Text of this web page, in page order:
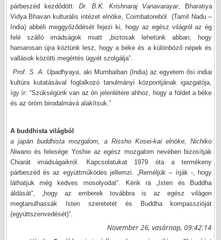
párbeszéd kezdődött: Dr. B.K. Krishnaraj Vanavarayar, Bharatiya
Vidya Bhavan kulturális intézet elnöke, Coimbatoreból
(Tamil Nadu –
India) abbéli meggyőződését fejezi ki, hogy az egész világról az ég
felé szálló imádságok miatt „biztosak lehetünk abban, hogy
hamarosan újra köztünk lesz, hogy a béke és a különböző népek és
vallások közötti megértés ügyét szolgálja”.
Prof. S. A. Upadhyaya, aki Mumbaiban (India) az egyetem ősi indiai
kultúra kutatásával foglalkozó tanulmányi központjának igazgatója,
így ír: “Szükségünk van az ön jelenlétére ahhoz, hogy a földet a béke
és az öröm birodalmává alakítsuk.”
A buddhista világból
a japán buddhista mozgalom, a Rissho Kosei-kai elnöke, Nichiko
Niwanoés felesége Yoshie az egész mozgalom nevében bizosítják
Chiarát imádságaikról. Kapcsolatukat 1979 óta a termékeny
párbeszéd és az együttműködés jellemzi. „Reméljük – írják -, hogy
láthatjuk még kedves mosolyodat”. Kérik rá „Isten és Buddha
áldását”, „hogy az emberek továbbra is az egész világon
megtanulhassák Isten szeretetét és Buddha kompasszióját
(együttszenvedését)”.
November 26, vasárnap, 09:42:14